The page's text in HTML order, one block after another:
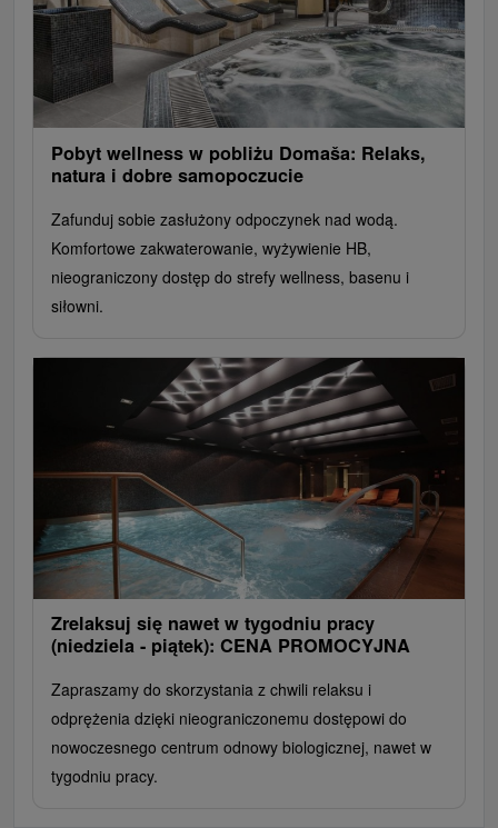
Pobyt wellness w pobliżu Domaša: Relaks,
natura i dobre samopoczucie
Zafunduj sobie zasłużony odpoczynek nad wodą.
Komfortowe zakwaterowanie, wyżywienie HB,
nieograniczony dostęp do strefy wellness, basenu i
siłowni.
Zrelaksuj się nawet w tygodniu pracy
(niedziela - piątek): CENA PROMOCYJNA
Zapraszamy do skorzystania z chwili relaksu i
odprężenia dzięki nieograniczonemu dostępowi do
nowoczesnego centrum odnowy biologicznej, nawet w
tygodniu pracy.